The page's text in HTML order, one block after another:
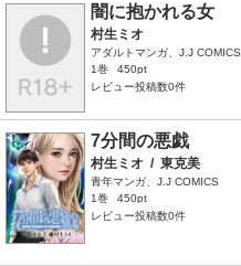
闇に抱かれる女
村生ミオ
アダルトマンガ、J.J COMICS
1巻
450pt
レビュー投稿数0件
7分間の悪戯
村生ミオ / 東克美
青年マンガ、J.J COMICS
1巻
450pt
レビュー投稿数0件